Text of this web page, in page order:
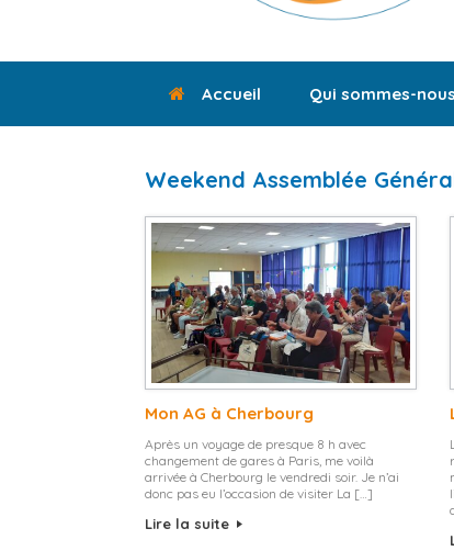
Accueil Qui sommes-
Weekend Assemblée
Mon AG à Cherbourg
Après un voyage de presque 8 h avec
changement de gares à Paris, me voilà
arrivée à Cherbourg le vendredi soir. Je n’ai
donc pas eu l’occasion de visiter La […]
Lire la suite